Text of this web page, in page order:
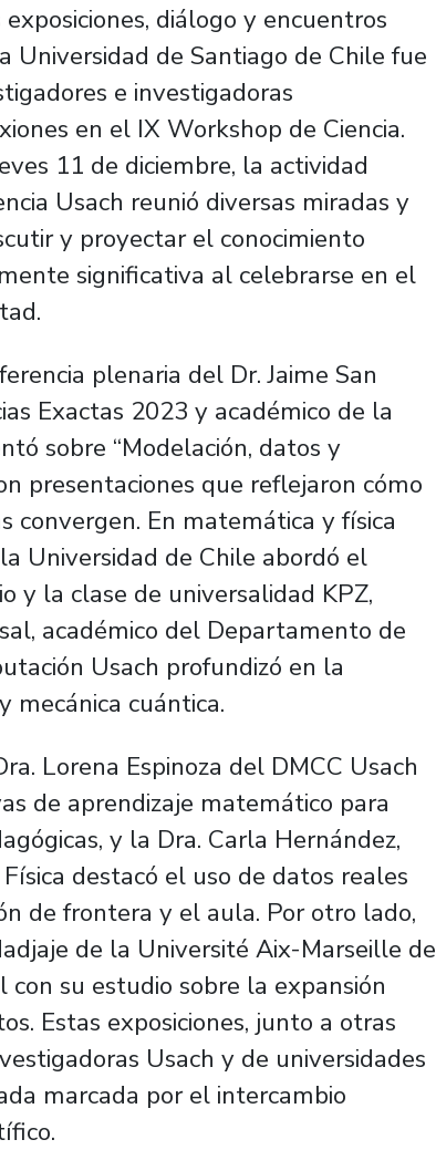
diálogo y encuentros
Universidad de Santiago de Chile fue
e investigadoras
en el IX Workshop de Ciencia.
11 de diciembre, la actividad
Usach reunió diversas miradas y
y proyectar el conocimiento
significativa al celebrarse en el
plenaria del Dr. Jaime San
Exactas 2023 y académico de la
sobre “Modelación, datos y
presentaciones que reflejaron cómo
convergen. En matemática y física
Universidad de Chile abordó el
y la clase de universalidad KPZ,
académico del Departamento de
Usach profundizó en la
mecánica cuántica.
Lorena Espinoza del DMCC Usach
de aprendizaje matemático para
y la Dra. Carla Hernández,
destacó el uso de datos reales
de frontera y el aula. Por otro lado,
de la Université Aix-Marseille de
su estudio sobre la expansión
Estas exposiciones, junto a otras
Usach y de universidades
marcada por el intercambio